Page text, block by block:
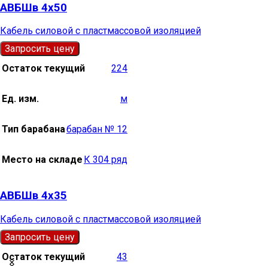
АВБШв 4х50
Кабель силовой с пластмассовой изоляцией
Запросить цену
Остаток текущий
224
Ед. изм. м
Тип барабанабарабан № 12
Место на складе К 304 ряд
АВБШв 4х35
Кабель силовой с пластмассовой изоляцией
Запросить цену
Остаток текущий
43